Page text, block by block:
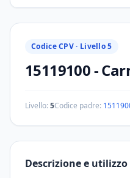
Codice CPV · Livello 5
15119100-
Livello:5Codice padre:
Descrizione e utilizzo